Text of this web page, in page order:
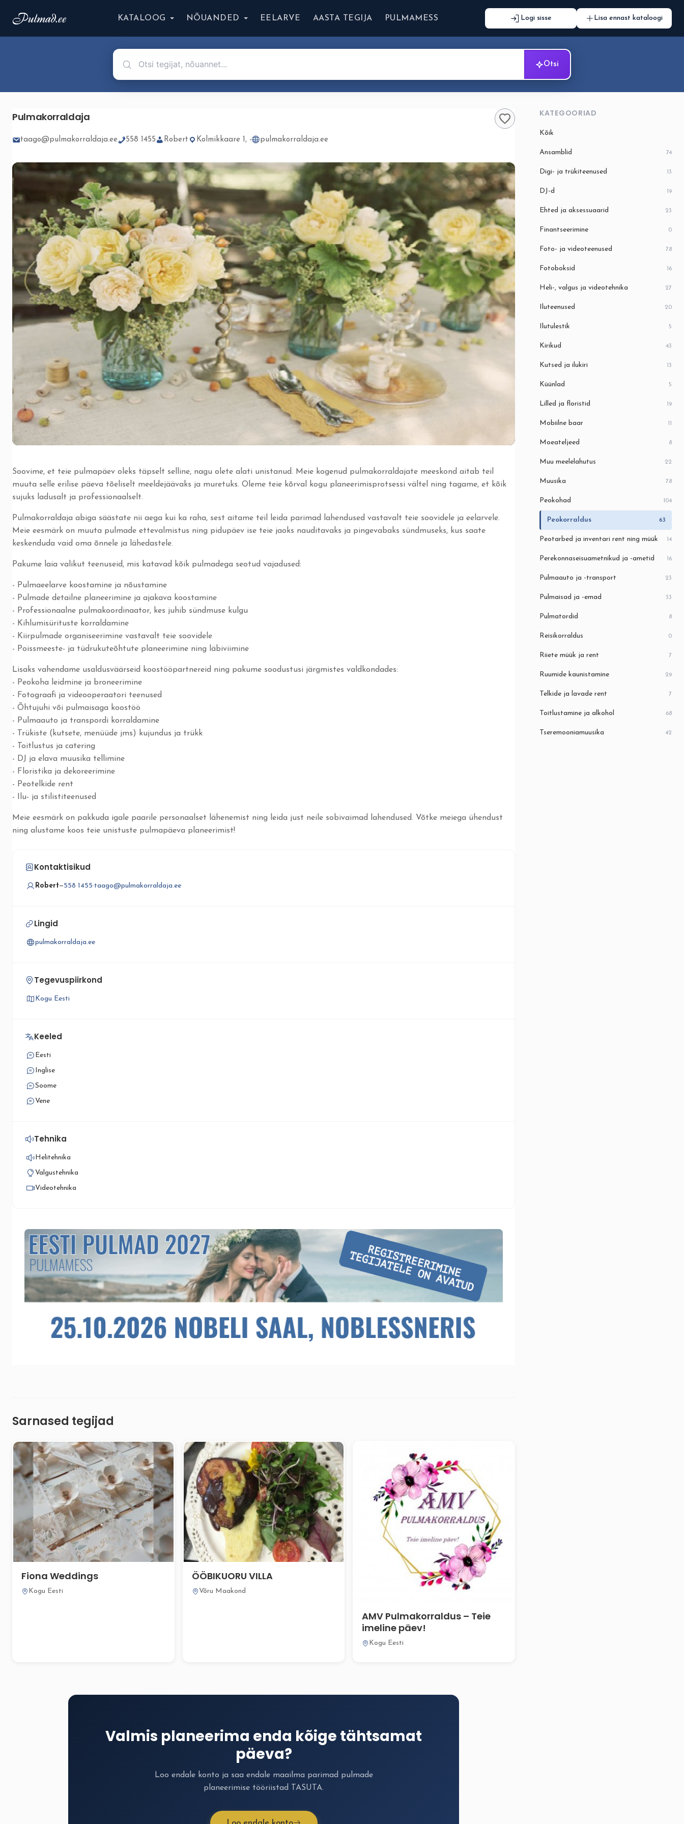
KATALOOG NÕUANDED EELARVE AASTA TEGIJA PULMAMESS Logi sisse Lisa ennast kataloogi
Otsi
Pulmakorraldaja
taago@pulmakorraldaja.ee 558 1455 Robert Kolmikkaare 1, - pulmakorraldaja.ee
Soovime, et teie pulmapäev oleks täpselt selline, nagu olete alati unistanud. Meie kogenud pulmakorraldajate meeskond aitab teil
muuta selle erilise päeva tõeliselt meeldejäävaks ja muretuks. Oleme teie kõrval kogu planeerimisprotsessi vältel ning tagame, et kõik
sujuks ladusalt ja professionaalselt.
Pulmakorraldaja abiga säästate nii aega kui ka raha, sest aitame teil leida parimad lahendused vastavalt teie soovidele ja eelarvele.
Meie eesmärk on muuta pulmade ettevalmistus ning pidupäev ise teie jaoks nauditavaks ja pingevabaks sündmuseks, kus saate
keskenduda vaid oma õnnele ja lähedastele.
Pakume laia valikut teenuseid, mis katavad kõik pulmadega seotud vajadused:
- Pulmaeelarve koostamine ja nõustamine
- Pulmade detailne planeerimine ja ajakava koostamine
- Professionaalne pulmakoordinaator, kes juhib sündmuse kulgu
- Kihlumisürituste korraldamine
- Kiirpulmade organiseerimine vastavalt teie soovidele
- Poissmeeste- ja tüdrukuteõhtute planeerimine ning läbiviimine
Lisaks vahendame usaldusväärseid koostööpartnereid ning pakume soodustusi järgmistes valdkondades:
- Peokoha leidmine ja broneerimine
- Fotograafi ja videooperaatori teenused
- Õhtujuhi või pulmaisaga koostöö
- Pulmaauto ja transpordi korraldamine
- Trükiste (kutsete, menüüde jms) kujundus ja trükk
- Toitlustus ja catering
- DJ ja elava muusika tellimine
- Floristika ja dekoreerimine
- Peotelkide rent
- Ilu- ja stilistiteenused
Meie eesmärk on pakkuda igale paarile personaalset lähenemist ning leida just neile sobivaimad lahendused. Võtke meiega ühendust
ning alustame koos teie unistuste pulmapäeva planeerimist!
Kontaktisikud
Robert—558 1455·taago@pulmakorraldaja.ee
Lingid
pulmakorraldaja.ee
Tegevuspiirkond
Kogu Eesti
Keeled
Eesti
Inglise
Soome
Vene
Tehnika
Helitehnika
Valgustehnika
Videotehnika
Sarnased tegijad
Fiona Weddings
Kogu Eesti
ÖÖBIKUORU VILLA
Võru Maakond
AMV Pulmakorraldus – Teie
imeline päev!
Kogu Eesti
Valmis planeerima enda kõige tähtsamat
päeva?
Loo endale konto ja saa endale maailma parimad pulmade
planeerimise tööriistad TASUTA.
KATEGOORIAD
Kõik
Ansamblid 74
Digi- ja trükiteenused 13
DJ-d 19
Ehted ja aksessuaarid 23
Finantseerimine 0
Foto- ja videoteenused 78
Fotoboksid 16
Heli-, valgus ja videotehnika 27
Iluteenused 20
Ilutulestik 5
Kirikud 43
Kutsed ja ilukiri 13
Küünlad 5
Lilled ja floristid 19
Mobiilne baar 11
Moeateljeed 8
Muu meelelahutus 22
Muusika 78
Peokohad 104
Peokorraldus 63
Peotarbed ja inventari rent ning müük 14
Perekonnaseisuametnikud ja -ametid 16
Pulmaauto ja -transport 23
Pulmaisad ja -emad 33
Pulmatordid 8
Reisikorraldus 0
Riiete müük ja rent 7
Ruumide kaunistamine 29
Telkide ja lavade rent 7
Toitlustamine ja alkohol 68
Tseremooniamuusika 42